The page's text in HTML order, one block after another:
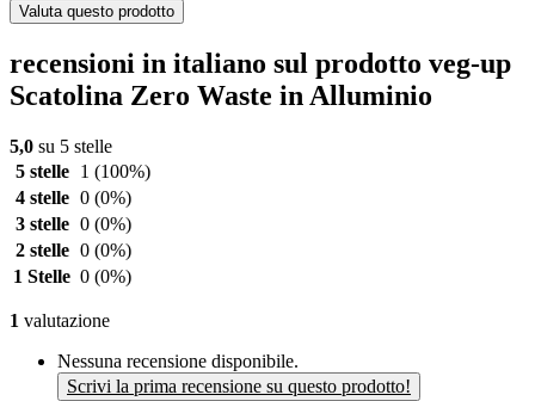
Valuta questo prodotto
recensioni in italiano sul prodotto veg-up
Scatolina Zero Waste in Alluminio
5,0 su 5 stelle
5 stelle
1 (100%)
4 stelle 0 (0%)
3 stelle 0 (0%)
2 stelle 0 (0%)
1 Stelle 0 (0%)
1 valutazione
Nessuna recensione disponibile.
Scrivi la prima recensione su questo prodotto!